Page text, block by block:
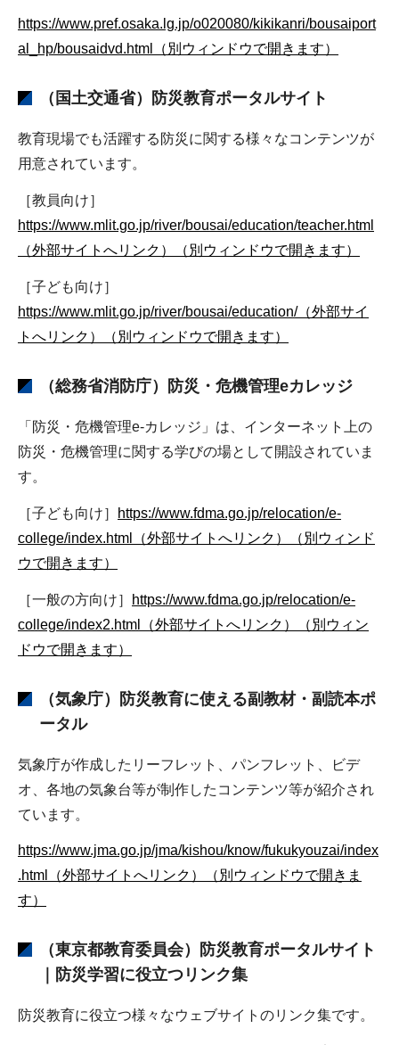
https://www.pref.osaka.lg.jp/o020080/kikikanri/bousaiport
al_hp/bousaidvd.html（別ウィンドウで開きます）
（国土交通省）防災教育ポータルサイト
教育現場でも活躍する防災に関する様々なコンテンツが
用意されています。
［教員向け］
https://www.mlit.go.jp/river/bousai/education/teacher.html
（外部サイトへリンク）（別ウィンドウで開きます）
［子ども向け］
https://www.mlit.go.jp/river/bousai/education/（外部サイ
トへリンク）（別ウィンドウで開きます）
（総務省消防庁）防災・危機管理eカレッジ
「防災・危機管理e-カレッジ」は、インターネット上の
防災・危機管理に関する学びの場として開設されていま
す。
［子ども向け］
https://www.fdma.go.jp/relocation/e-
college/index.html（外部サイトへリンク）（別ウィンド
ウで開きます）
［一般の方向け］
https://www.fdma.go.jp/relocation/e-
college/index2.html（外部サイトへリンク）（別ウィン
ドウで開きます）
（気象庁）防災教育に使える副教材・副読本ポ
ータル
気象庁が作成したリーフレット、パンフレット、ビデ
オ、各地の気象台等が制作したコンテンツ等が紹介され
ています。
https://www.jma.go.jp/jma/kishou/know/fukukyouzai/index
.html（外部サイトへリンク）（別ウィンドウで開きま
す）
（東京都教育委員会）防災教育ポータルサイト
｜防災学習に役立つリンク集
防災教育に役立つ様々なウェブサイトのリンク集です。